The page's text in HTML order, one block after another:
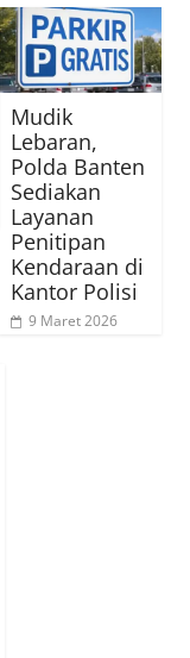
Mudik
Lebaran,
Polda Banten
Sediakan
Layanan
Penitipan
Kendaraan di
Kantor Polisi
9 Maret 2026